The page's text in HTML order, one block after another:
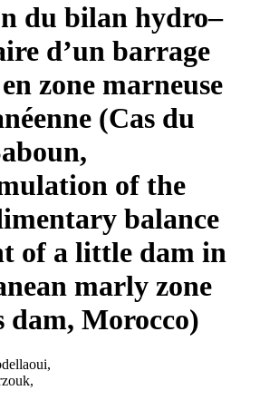
du bilan hydro–
d’un barrage
zone marneuse
(Cas du
of the
balance
of a little dam in
marly zone
dam, Morocco)
,
,
,